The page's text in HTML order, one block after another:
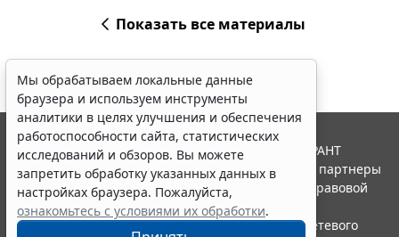
Показать все материалы
Мы обрабатываем локальные данные
браузера и используем инструменты
аналитики в целях улучшения и обеспечения
работоспособности сайта, статистических
исследований и обзоров. Вы можете
запретить обработку указанных данных в
настройках браузера. Пожалуйста,
ознакомьтесь с условиями их обработки.
© ООО "НПП "ГАРАНТ-СЕРВИС", 2026. Система ГАРАНТ
выпускается с 1990 года. Компания "Гарант" и ее партнеры
являются участниками Российской ассоциации правовой
информации ГАРАНТ.
Портал ГАРАНТ.РУ зарегистрирован в качестве сетевого